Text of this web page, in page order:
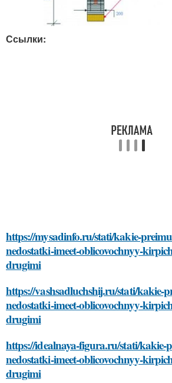
Ссылки:
https://mysadinfo.ru/stati/kakie-
nedostatki-imeet-oblicovochnyy-
drugimi
https://vashsadluchshij.ru/stati/kakie-
nedostatki-imeet-oblicovochnyy-
drugimi
https://idealnaya-figura.ru/stati/kakie-
nedostatki-imeet-oblicovochnyy-
drugimi